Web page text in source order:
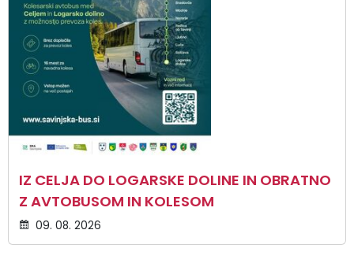
IZ CELJA DO LOGARSKE DOLINE IN OBRATNO
Z AVTOBUSOM IN KOLESOM
09. 08. 2026